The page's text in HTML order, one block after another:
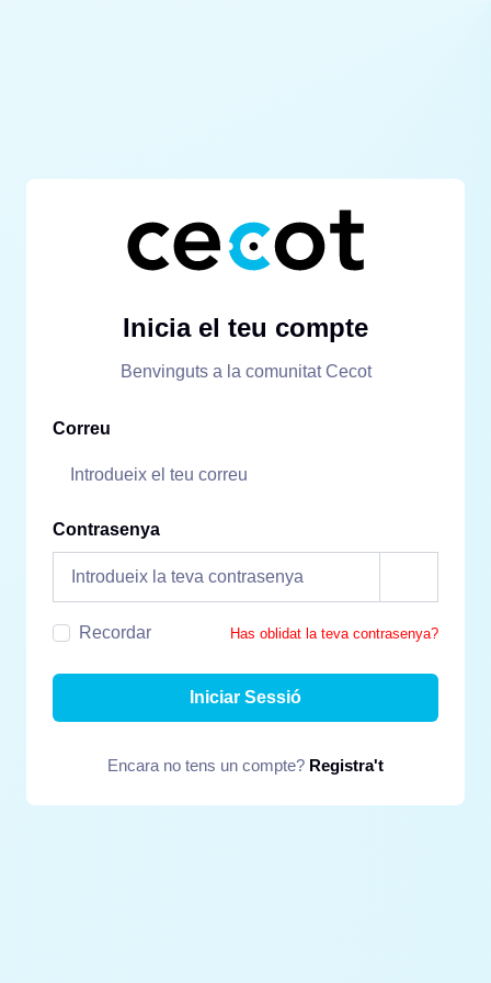
Inicia el teu compte
Benvinguts a la comunitat Cecot
Correu
Contrasenya
Recordar Has oblidat la teva contrasenya?
Iniciar Sessió
Encara no tens un compte? Registra't